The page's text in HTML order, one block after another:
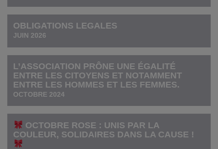
OBLIGATIONS LEGALES
JUIN 2026
L’ASSOCIATION PRÔNE UNE ÉGALITÉ
ENTRE LES CITOYENS ET NOTAMMENT
ENTRE LES HOMMES ET LES FEMMES.
OCTOBRE 2024
OCTOBRE ROSE : UNIS PAR LA
COULEUR, SOLIDAIRES DANS LA CAUSE !